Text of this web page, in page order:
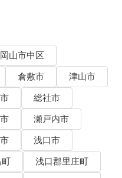
岡山市中区
倉敷市
津山市
総社市
瀬戸内市
浅口市
浅口郡里庄町